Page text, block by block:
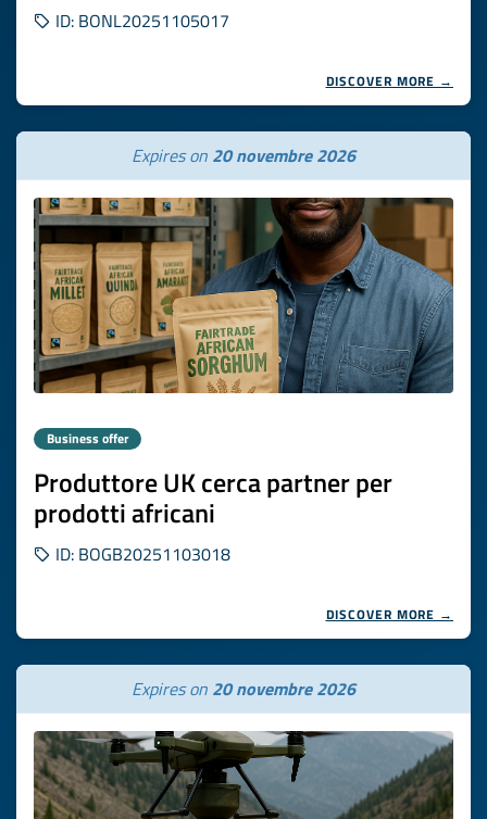
ID: BONL20251105017
DISCOVER MORE →
Expires on 20 novembre 2026
Business offer
Produttore UK cerca partner per
prodotti africani
ID: BOGB20251103018
DISCOVER MORE →
Expires on 20 novembre 2026